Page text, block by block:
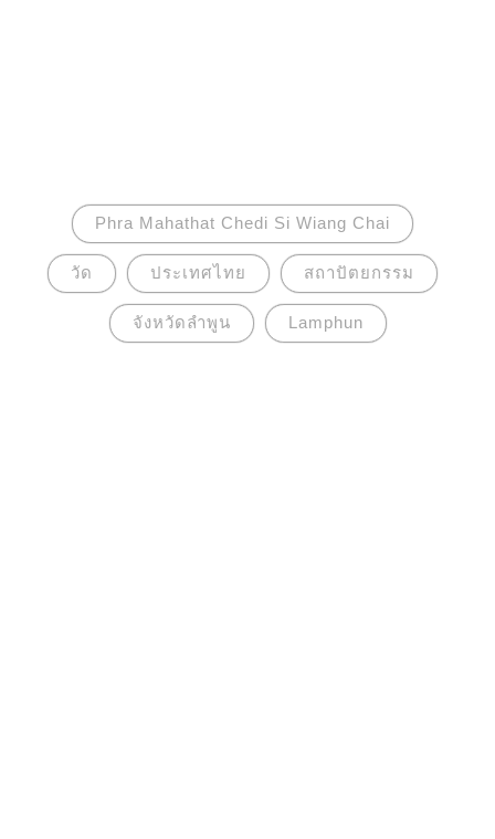
Phra Mahathat Chedi Si Wiang Chai
วัด ประเทศไทย สถาปัตยกรรม
จังหวัดลำพูน Lamphun